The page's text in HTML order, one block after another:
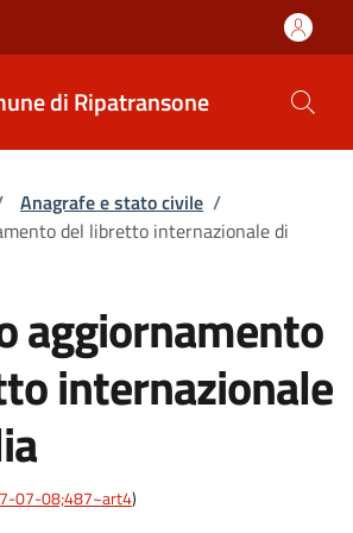
di Ripatransone
pane
Anagrafe e stato civile /
del libretto internazionale di
aggiornamento
internazionale
07-08;487~art4)